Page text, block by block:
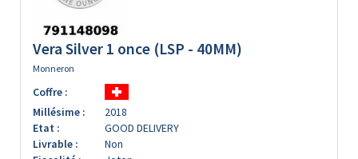
Vera Silver 1 once (LSP - 40MM)
Monneron
Coffre :
Millésime :
2018
Etat :
GOOD DELIVERY
Livrable :
Non